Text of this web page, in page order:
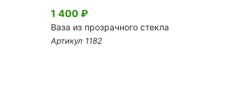
1 400 ₽
Ваза из прозрачного стекла
Артикул 1182